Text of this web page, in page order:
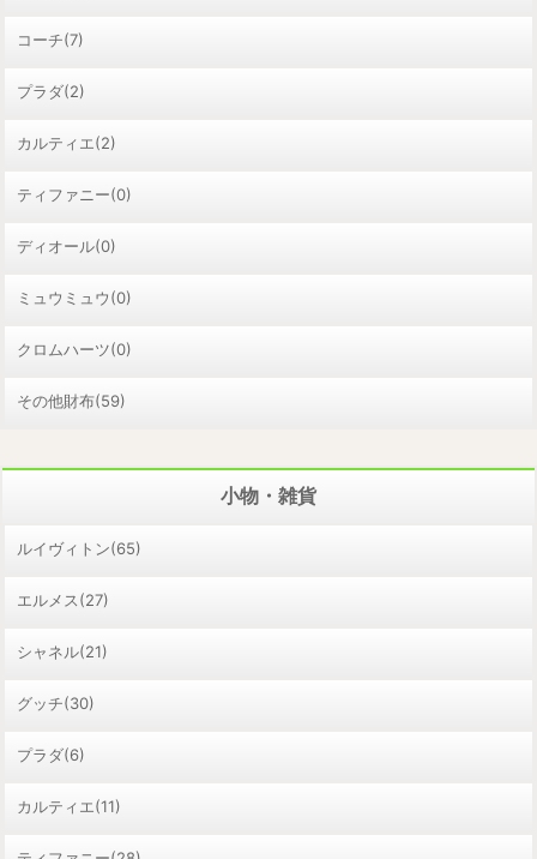
コーチ(7)
プラダ(2)
カルティエ(2)
ティファニー(0)
ディオール(0)
ミュウミュウ(0)
クロムハーツ(0)
その他財布(59)
小物・雑貨
ルイヴィトン(65)
エルメス(27)
シャネル(21)
グッチ(30)
プラダ(6)
カルティエ(11)